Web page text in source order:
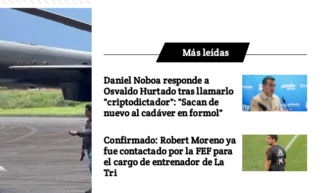
Más leídas
Daniel Noboa responde a
Osvaldo Hurtado tras llamarlo
"criptodictador": "Sacan de
nuevo al cadáver en formol"
Confirmado: Robert Moreno ya
fue contactado por la FEF para
el cargo de entrenador de La
Tri